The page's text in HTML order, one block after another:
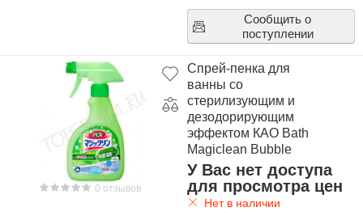
Сообщить о
поступлении
0 отзывов
Спрей-пенка для
ванны со
стерилизующим и
дезодорирующим
эффектом КАО Bath
Magiclean Bubble
Spray 400ml
У Вас нет доступа
для просмотра цен
Нет в наличии